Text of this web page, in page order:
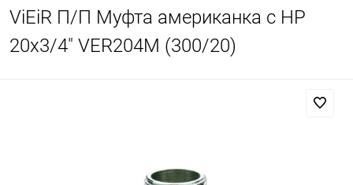
ViEiR П/П Муфта американка с НР
20х3/4" VER204M (300/20)